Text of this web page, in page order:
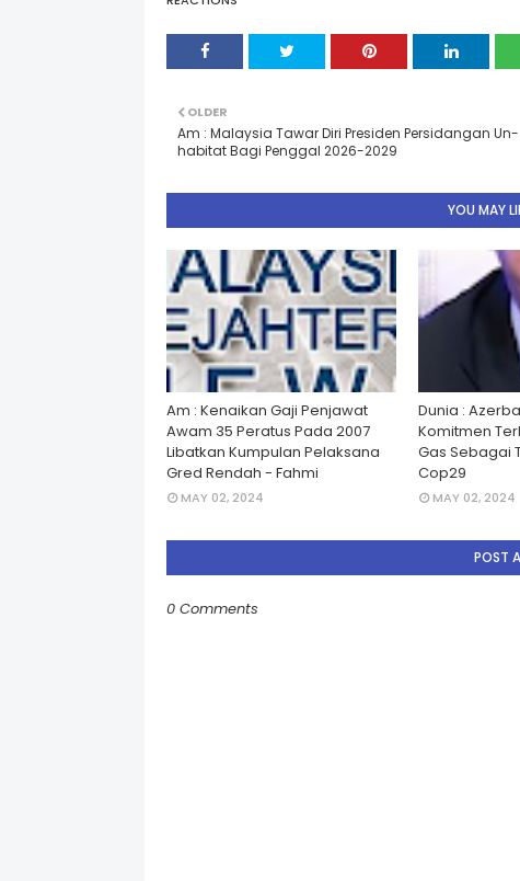
OLDER
Am : Malaysia Tawar Diri Presiden Persidangan Un-
habitat Bagi Penggal 2026-2029
YOU MAY
Am : Kenaikan Gaji Penjawat
Awam 35 Peratus Pada 2007
Libatkan Kumpulan Pelaksana
Gred Rendah - Fahmi
MAY 02, 2024
Dunia :
Komitmen
Gas Sebagai
Cop29
MAY 02, 2024
POST
0 Comments